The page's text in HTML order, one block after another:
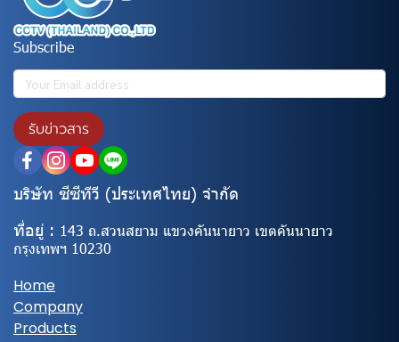
Subscribe
รับข่าวสาร
บริษัท ซีซีทีวี (ประเทศไทย) จํากัด
ที่อยู่ : 143 ถ.สวนสยาม แขวงคันนายาว เขตคันนายาว
กรุงเทพฯ 10230
Home
Company
Products